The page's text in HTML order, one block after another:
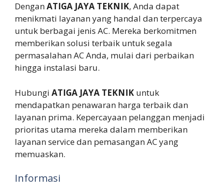
DenganATIGA JAYA TEKNIK, Anda dapat
menikmati layanan yang handal dan terpercaya
untuk berbagai jenis AC. Mereka berkomitmen
memberikan solusi terbaik untuk segala
permasalahan AC Anda, mulai dari perbaikan
hingga instalasi baru.
Hubungi ATIGA JAYA TEKNIK untuk
mendapatkan penawaran harga terbaik dan
layanan prima. Kepercayaan pelanggan menjadi
prioritas utama mereka dalam memberikan
layanan service dan pemasangan AC yang
memuaskan.
Informasi